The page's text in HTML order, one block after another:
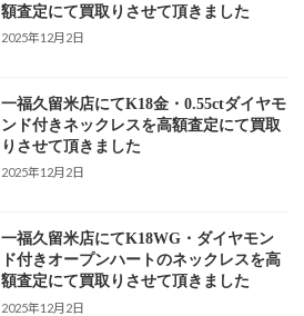
額査定にて買取りさせて頂きました
2025年12月2日
一福久留米店にてK18金・0.55ctダイヤモ
ンド付きネックレスを高額査定にて買取
りさせて頂きました
2025年12月2日
一福久留米店にてK18WG・ダイヤモン
ド付きオープンハートのネックレスを高
額査定にて買取りさせて頂きました
2025年12月2日